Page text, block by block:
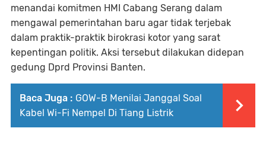
menandai komitmen HMI Cabang Serang dalam
mengawal pemerintahan baru agar tidak terjebak
dalam praktik-praktik birokrasi kotor yang sarat
kepentingan politik. Aksi tersebut dilakukan didepan
gedung Dprd Provinsi Banten.
Baca Juga : GOW-B Menilai Janggal Soal
Kabel Wi-Fi Nempel Di Tiang Listrik